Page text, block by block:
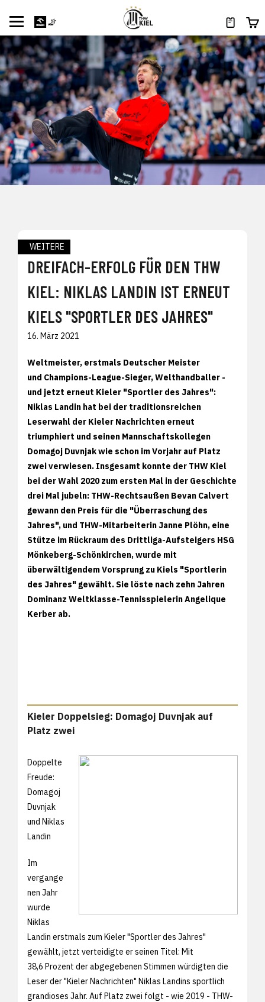
WEITERE
DREIFACH-ERFOLG FÜR DEN THW
KIEL: NIKLAS LANDIN IST ERNEUT
KIELS "SPORTLER DES JAHRES"
16. März 2021
Weltmeister, erstmals Deutscher Meister
und Champions-League-Sieger, Welthandballer -
und jetzt erneut Kieler "Sportler des Jahres":
Niklas Landin hat bei der traditionsreichen
Leserwahl der Kieler Nachrichten erneut
triumphiert und seinen Mannschaftskollegen
Domagoj Duvnjak wie schon im Vorjahr auf Platz
zwei verwiesen. Insgesamt konnte der THW Kiel
bei der Wahl 2020 zum ersten Mal in der Geschichte
drei Mal jubeln: THW-Rechtsaußen Bevan Calvert
gewann den Preis für die "Überraschung des
Jahres", und THW-Mitarbeiterin Janne Plöhn, eine
Stütze im Rückraum des Drittliga-Aufsteigers HSG
Mönkeberg-Schönkirchen, wurde mit
überwältigendem Vorsprung zu Kiels "Sportlerin
des Jahres" gewählt. Sie löste nach zehn Jahren
Dominanz Weltklasse-Tennisspielerin Angelique
Kerber ab.
Kieler Doppelsieg: Domagoj Duvnjak auf
Platz zwei
Doppelte
Freude:
Domagoj
Duvnjak
und Niklas
Landin
Im
vergange
nen Jahr
wurde
Niklas
Landin erstmals zum Kieler "Sportler des Jahres"
gewählt, jetzt verteidigte er seinen Titel: Mit
38,6 Prozent der abgegebenen Stimmen würdigten die
Leser der "Kieler Nachrichten" Niklas Landins sportlich
grandioses Jahr. Auf Platz zwei folgt - wie 2019 - THW-